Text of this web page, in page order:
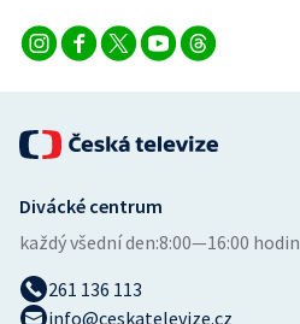
Ostatní
Divácké centrum
každý všední den:8:00—16:00 hodin
261 136 113
info@ceskatelevize.cz